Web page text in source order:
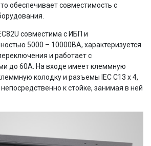
обеспечивает совместимость с
совместима с ИБП и
5000 – 10000ВА, характеризуется
и работает с
до 60А. На входе имеет клеммную
колодку и разъемы IEC C13 x 4,
непосредственно к стойке, занимая в ней